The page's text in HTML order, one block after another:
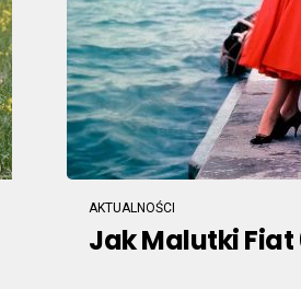
AKTUALNOŚCI
Jak Malutki Fiat